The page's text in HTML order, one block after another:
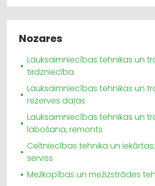
Nozares
Lauksaimniecības tehnikas un
tirdzniecība
Lauksaimniecības tehnikas un
rezerves daļas
Lauksaimniecības tehnikas un
labošana, remonts
Celtniecības tehnika un
serviss
Mežkopības un mežizstrādes